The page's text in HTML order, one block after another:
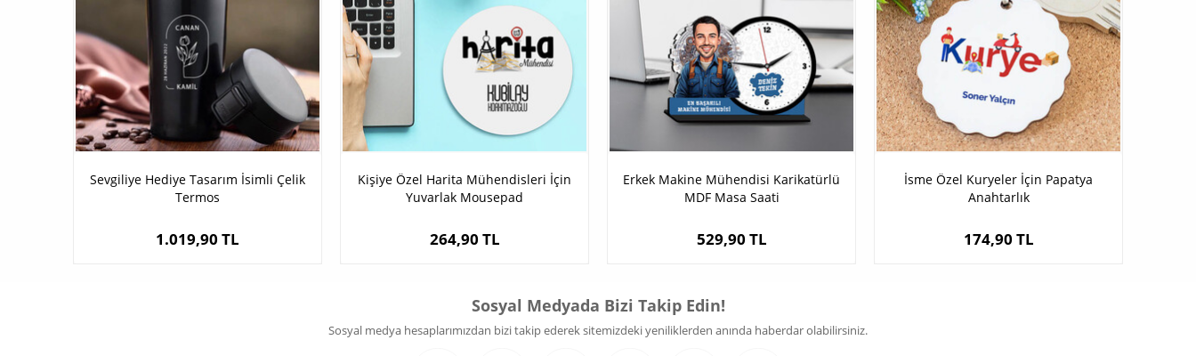
Sevgiliye Hediye Tasarım İsimli Çelik
Termos
1.019,90 TL
Kişiye Özel Harita Mühendisleri İçin
Yuvarlak Mousepad
264,90 TL
Erkek Makine Mühendisi Karikatürlü
MDF Masa Saati
529,90 TL
İsme Özel Kuryeler İçin Papatya
Anahtarlık
174,90 TL
Sosyal Medyada Bizi Takip Edin!
Sosyal medya hesaplarımızdan bizi takip ederek sitemizdeki yeniliklerden anında haberdar olabilirsiniz.